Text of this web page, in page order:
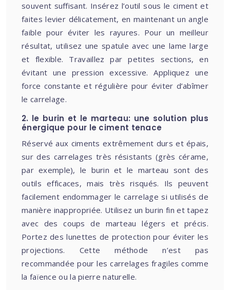
souvent suffisant. Insérez l’outil sous le ciment et
faites levier délicatement, en maintenant un angle
faible pour éviter les rayures. Pour un meilleur
résultat, utilisez une spatule avec une lame large
et flexible. Travaillez par petites sections, en
évitant une pression excessive. Appliquez une
force constante et régulière pour éviter d’abîmer
le carrelage.
2. le burin et le marteau: une solution plus
énergique pour le ciment tenace
Réservé aux ciments extrêmement durs et épais,
sur des carrelages très résistants (grès cérame,
par exemple), le burin et le marteau sont des
outils efficaces, mais très risqués. Ils peuvent
facilement endommager le carrelage si utilisés de
manière inappropriée. Utilisez un burin fin et tapez
avec des coups de marteau légers et précis.
Portez des lunettes de protection pour éviter les
projections. Cette méthode n’est pas
recommandée pour les carrelages fragiles comme
la faïence ou la pierre naturelle.